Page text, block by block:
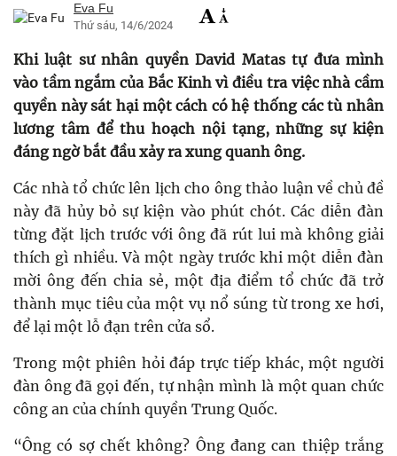
Eva Fu
Thứ sáu, 14/6/2024
Khi luật sư nhân quyền David Matas tự đưa mình
vào tầm ngắm của Bắc Kinh vì điều tra việc nhà cầm
quyền này sát hại một cách có hệ thống các tù nhân
lương tâm để thu hoạch nội tạng, những sự kiện
đáng ngờ bắt đầu xảy ra xung quanh ông.
Các nhà tổ chức lên lịch cho ông thảo luận về chủ đề
này đã hủy bỏ sự kiện vào phút chót. Các diễn đàn
từng đặt lịch trước với ông đã rút lui mà không giải
thích gì nhiều. Và một ngày trước khi một diễn đàn
mời ông đến chia sẻ, một địa điểm tổ chức đã trở
thành mục tiêu của một vụ nổ súng từ trong xe hơi,
để lại một lỗ đạn trên cửa sổ.
Trong một phiên hỏi đáp trực tiếp khác, một người
đàn ông đã gọi đến, tự nhận mình là một quan chức
công an của chính quyền Trung Quốc.
“Ông có sợ chết không? Ông đang can thiệp trắng